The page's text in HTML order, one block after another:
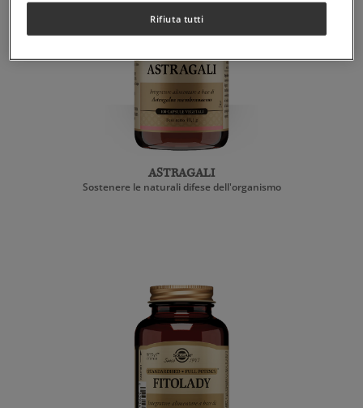
ASTRAGALI
Sostenere le naturali difese dell'organismo
Rifiuta tutti